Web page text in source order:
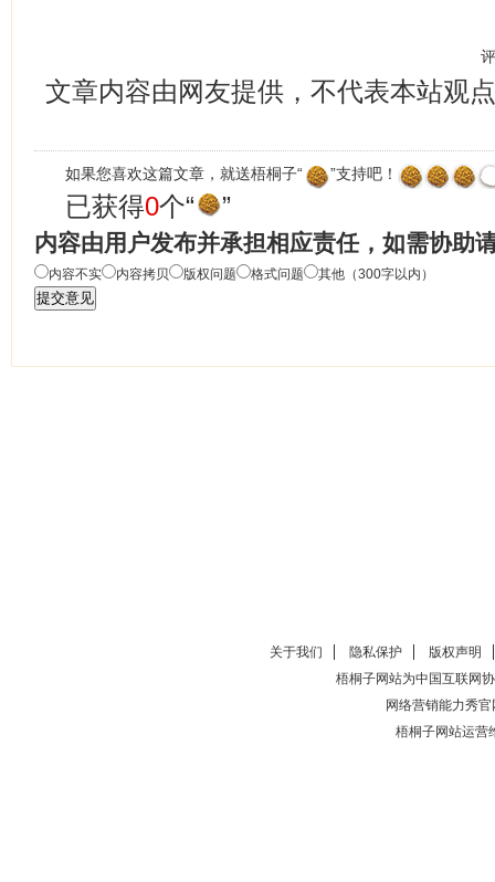
文章内容由网友提供，不代表本站观点
如果您喜欢这篇文章，就送梧桐子“ ”支持吧！
已获得0个“ ”
内容由用户发布并承担相应责任，如需协助
内容不实 内容拷贝 版权问题 格式问题 其他（300字以内）
关于我们 隐私保护
版权声明
梧桐子网站为中国互联网
网络营销能力秀官
梧桐子网站运营